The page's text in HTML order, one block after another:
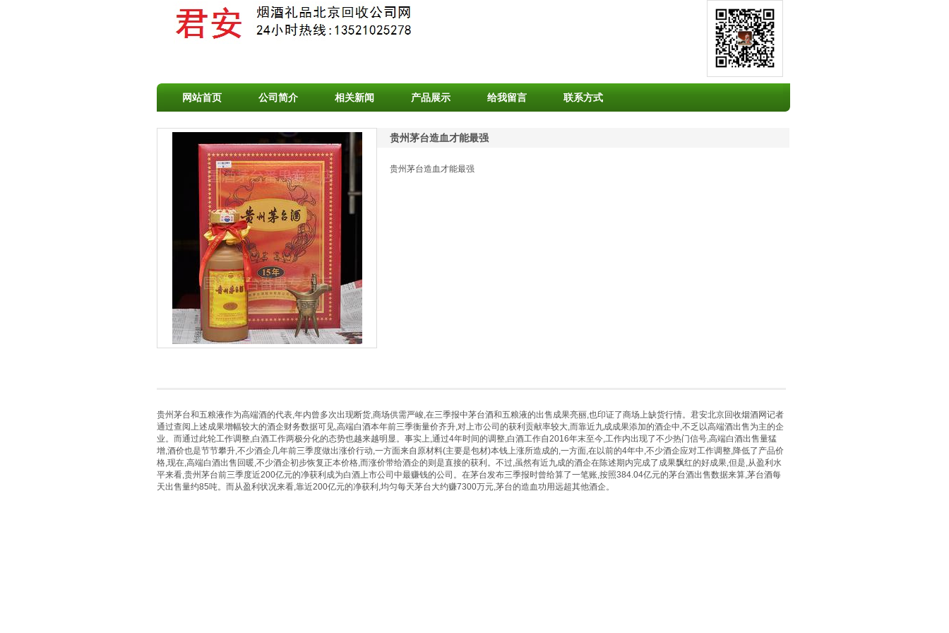
网站首页 公司简介 相关新闻 产品展示 给我留言 联系方式
贵州茅台造血才能最强
贵州茅台造血才能最强
贵州茅台和五粮液作为高端酒的代表,年内曾多次出现断货,商场供需严峻,在三季报中茅台酒和五粮液的出售成果亮丽,也印证了商场上缺货行情。君安北京回收烟酒网记者
通过查阅上述成果增幅较大的酒企财务数据可见,高端白酒本年前三季衡量价齐升,对上市公司的获利贡献率较大,而靠近九成成果添加的酒企中,不乏以高端酒出售为主的企
业。而通过此轮工作调整,白酒工作两极分化的态势也越来越明显。事实上,通过4年时间的调整,白酒工作自2016年末至今,工作内出现了不少热门信号,高端白酒出售量猛
增,酒价也是节节攀升,不少酒企几年前三季度做出涨价行动,一方面来自原材料(主要是包材)本钱上涨所造成的,一方面,在以前的4年中,不少酒企应对工作调整,降低了产品价
格,现在,高端白酒出售回暖,不少酒企初步恢复正本价格,而涨价带给酒企的则是直接的获利。不过,虽然有近九成的酒企在陈述期内完成了成果飘红的好成果,但是,从盈利水
平来看,贵州茅台前三季度近200亿元的净获利成为白酒上市公司中最赚钱的公司。在茅台发布三季报时曾给算了一笔账,按照384.04亿元的茅台酒出售数据来算,茅台酒每
天出售量约85吨。而从盈利状况来看,靠近200亿元的净获利,均匀每天茅台大约赚7300万元,茅台的造血功用远超其他酒企。